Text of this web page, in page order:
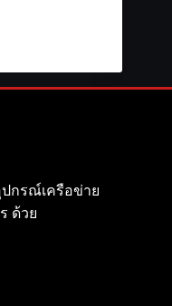
ปกรณ์เครือข่าย
ด้วย